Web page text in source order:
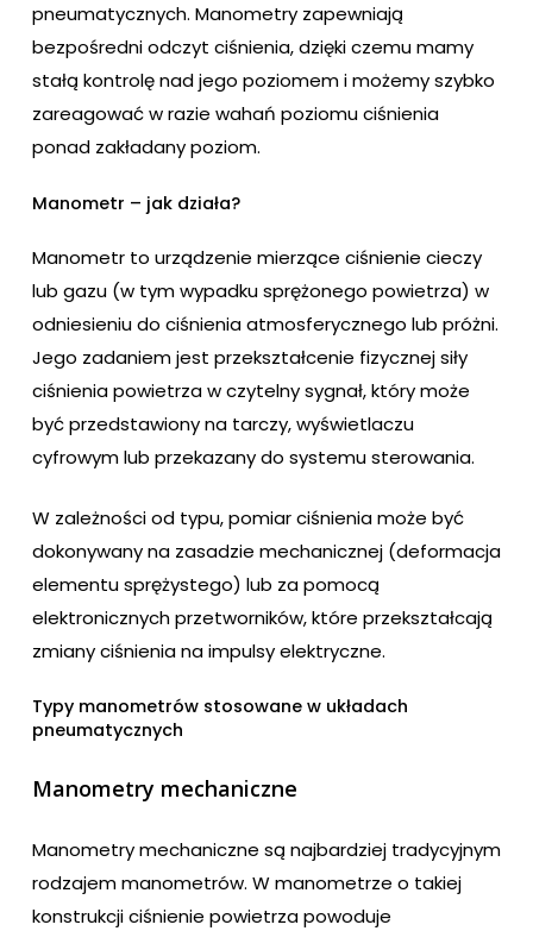
pneumatycznych. Manometry zapewniają
bezpośredni odczyt ciśnienia, dzięki czemu mamy
stałą kontrolę nad jego poziomem i możemy szybko
zareagować w razie wahań poziomu ciśnienia
ponad zakładany poziom.
Manometr – jak działa?
Manometr to urządzenie mierzące ciśnienie cieczy
lub gazu (w tym wypadku sprężonego powietrza) w
odniesieniu do ciśnienia atmosferycznego lub próżni.
Jego zadaniem jest przekształcenie fizycznej siły
ciśnienia powietrza w czytelny sygnał, który może
być przedstawiony na tarczy, wyświetlaczu
cyfrowym lub przekazany do systemu sterowania.
W zależności od typu, pomiar ciśnienia może być
dokonywany na zasadzie mechanicznej (deformacja
elementu sprężystego) lub za pomocą
elektronicznych przetworników, które przekształcają
zmiany ciśnienia na impulsy elektryczne.
Typy manometrów stosowane w układach
pneumatycznych
Manometry mechaniczne
Manometry mechaniczne są najbardziej tradycyjnym
rodzajem manometrów. W manometrze o takiej
konstrukcji ciśnienie powietrza powoduje